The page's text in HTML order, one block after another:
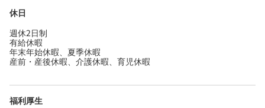
休日
週休2日制
有給休暇
年末年始休暇、夏季休暇
産前・産後休暇、介護休暇、育児休暇
福利厚生